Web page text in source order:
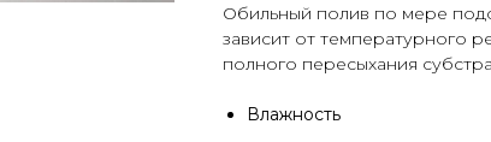
Обильный полив по мере
зависит от температурного
полного пересыхания
Влажность